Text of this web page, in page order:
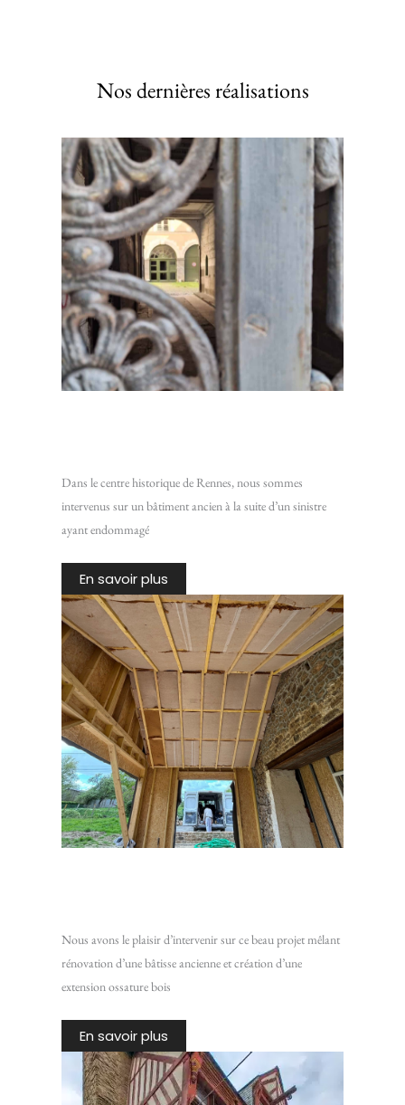
Nos dernières réalisations
Dans le centre historique de Rennes, nous sommes
intervenus sur un bâtiment ancien à la suite d’un sinistre
ayant endommagé
En savoir plus
Nous avons le plaisir d’intervenir sur ce beau projet mêlant
rénovation d’une bâtisse ancienne et création d’une
extension ossature bois
En savoir plus